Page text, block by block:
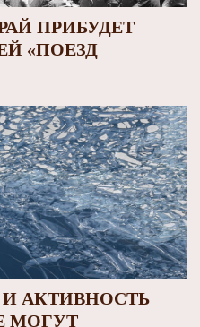
ПРИБУДЕТ
«ПОЕЗД
АКТИВНОСТЬ
МОГУТ